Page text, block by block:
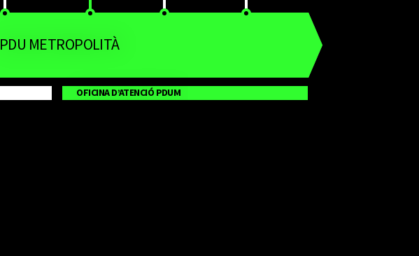
PDU METROPOLITÀ
OFICINA D’ATENCIÓ PDUM